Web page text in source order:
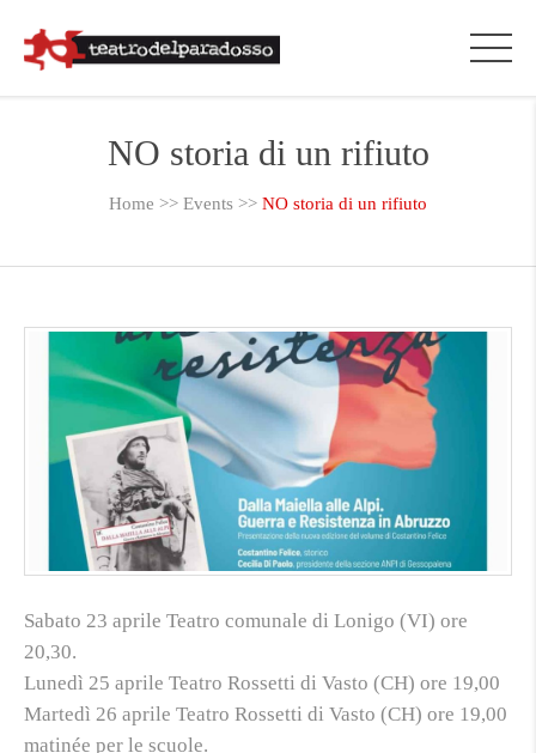
NO storia di un rifiuto
Home >> Events >> NO storia di un rifiuto
Sabato 23 aprile Teatro comunale di Lonigo (VI) ore
20,30.
Lunedì 25 aprile Teatro Rossetti di Vasto (CH) ore 19,00
Martedì 26 aprile Teatro Rossetti di Vasto (CH) ore 19,00
matinée per le scuole.